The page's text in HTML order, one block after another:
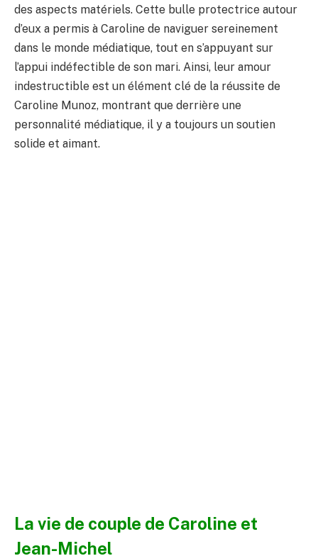
des aspects matériels. Cette bulle protectrice autour
d’eux a permis à Caroline de naviguer sereinement
dans le monde médiatique, tout en s’appuyant sur
l’appui indéfectible de son mari. Ainsi, leur amour
indestructible est un élément clé de la réussite de
Caroline Munoz, montrant que derrière une
personnalité médiatique, il y a toujours un soutien
solide et aimant.
La vie de couple de Caroline et
Jean-Michel